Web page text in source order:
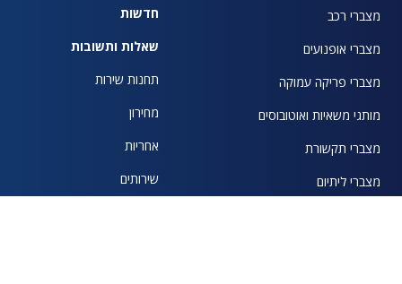
מצברי רכב
מצברי אופנועים
מצברי פריקה עמוקה
מותגי משאיות ואוטובוסים
מצברי תקשורת
מצברי ליתיום
חדשות
שאלות ותשובות
תחנות שירות
מחירון
אחריות
שירותים